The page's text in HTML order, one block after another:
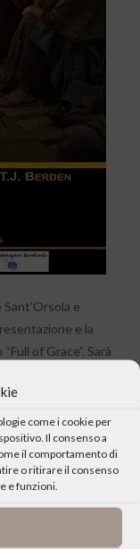
come i cookie per
Il consenso a
il comportamento di
o ritirare il consenso
e funzioni.
e
e la
of Grace”. Sarà